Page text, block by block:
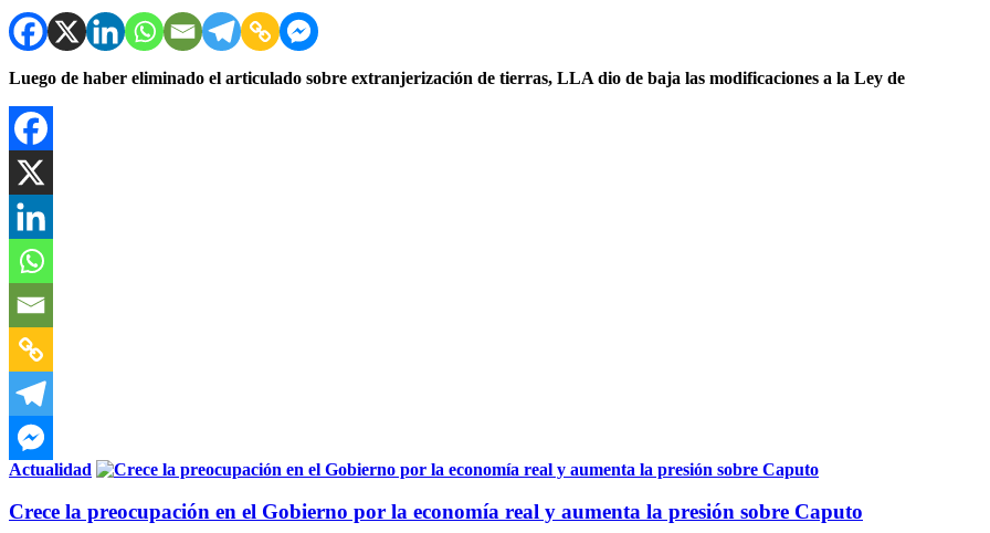
Luego de haber eliminado el articulado sobre extranjerización de tierras, LLA dio de baja las modificaciones a la Ley de
Actualidad
Crece la preocupación en el Gobierno por la economía real y aumenta la presión sobre Caputo